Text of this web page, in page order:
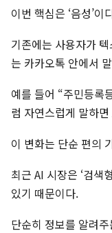
이번 핵심은 ‘음성’이
기존에는 사용자가
는 카카오톡 안에서
예를 들어 “주민등록
럼 자연스럽게 말하
이 변화는 단순 편의
최근 AI 시장은 ‘검색
있기 때문이다.
단순히 정보를 알려